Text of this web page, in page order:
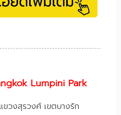
Lumpini Park
วงสุรวงศ์ เขตบางรัก